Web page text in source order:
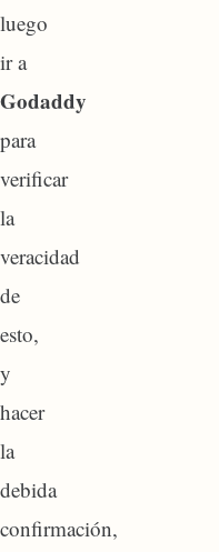
luego
ir a
Godaddy
para
verificar
la
veracidad
de
esto,
y
hacer
la
debida
confirmación,